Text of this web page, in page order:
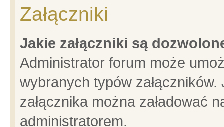
Załączniki
Jakie załączniki są
Administrator forum może
wybranych typów
załącznika można załadować
administratorem.